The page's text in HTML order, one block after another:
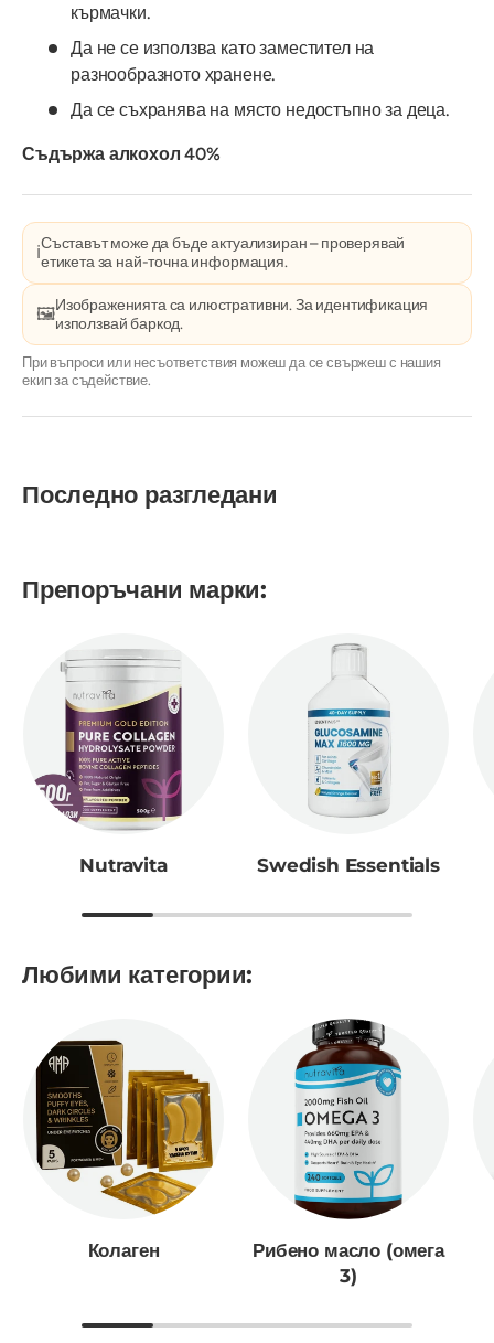
кърмачки.
Да не се използва като заместител на
разнообразното хранене.
Да се съхранява на място недостъпно за деца.
Съдържа алкохол 40%
ℹ️Съставът може да бъде актуализиран – проверявай
етикета за най-точна информация.
🖼️Изображенията са илюстративни. За идентификация
използвай баркод.
При въпроси или несъответствия можеш да се свържеш с нашия
екип за съдействие.
Последно разгледани
Препоръчани марки:
Nutravita Swedish Essentials
Любими категории:
Колаген
Рибено масло (омега
3)